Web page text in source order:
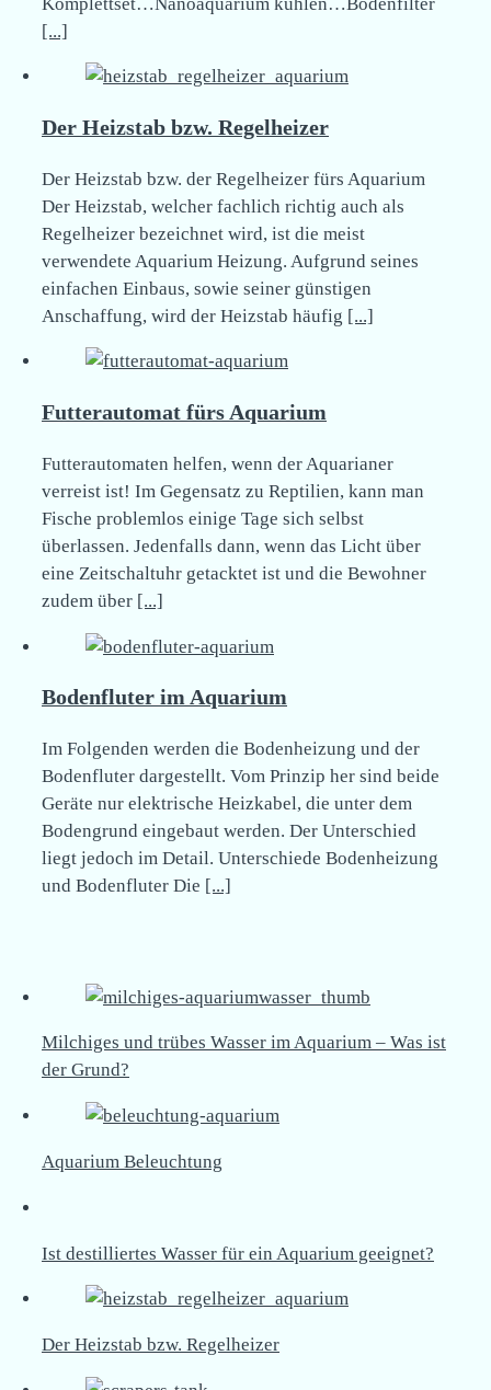
[...]
Der Heizstab bzw. Regelheizer
Der Heizstab bzw. der Regelheizer fürs Aquarium
Der Heizstab, welcher fachlich richtig auch als
Regelheizer bezeichnet wird, ist die meist
verwendete Aquarium Heizung. Aufgrund seines
einfachen Einbaus, sowie seiner günstigen
Anschaffung, wird der Heizstab häufig [...]
Futterautomat fürs Aquarium
Futterautomaten helfen, wenn der Aquarianer
verreist ist! Im Gegensatz zu Reptilien, kann man
Fische problemlos einige Tage sich selbst
überlassen. Jedenfalls dann, wenn das Licht über
eine Zeitschaltuhr getacktet ist und die Bewohner
zudem über [...]
Bodenfluter im Aquarium
Im Folgenden werden die Bodenheizung und der
Bodenfluter dargestellt. Vom Prinzip her sind beide
Geräte nur elektrische Heizkabel, die unter dem
Bodengrund eingebaut werden. Der Unterschied
liegt jedoch im Detail. Unterschiede Bodenheizung
und Bodenfluter Die [...]
Milchiges und trübes Wasser im Aquarium – Was ist
der Grund?
Aquarium Beleuchtung
Ist destilliertes Wasser für ein Aquarium geeignet?
Der Heizstab bzw. Regelheizer